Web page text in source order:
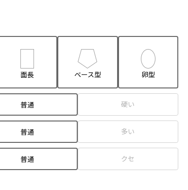
面長 ベース型 卵型
普通 硬い
普通 多い
普通 クセ